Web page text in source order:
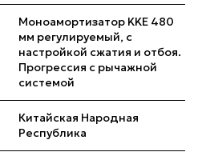
Моноамортизатор KKE 480
мм регулируемый, с
настройкой сжатия и отбоя.
Прогрессия с рычажной
системой
Китайская Народная
Республика